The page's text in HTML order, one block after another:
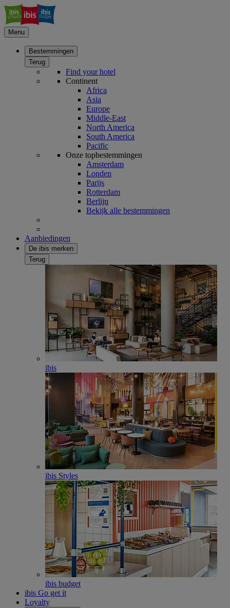
Menu
Bestemmingen
Terug
Find your hotel
Continent
Africa
Asia
Europe
Middle-East
North America
South America
Pacific
Onze topbestemmingen
Amsterdam
Londen
Parijs
Rotterdam
Berlijn
Bekijk alle bestemmingen
Aanbiedingen
De ibis merken
Terug
ibis
ibis Styles
ibis budget
ibis Go get it
Loyalty